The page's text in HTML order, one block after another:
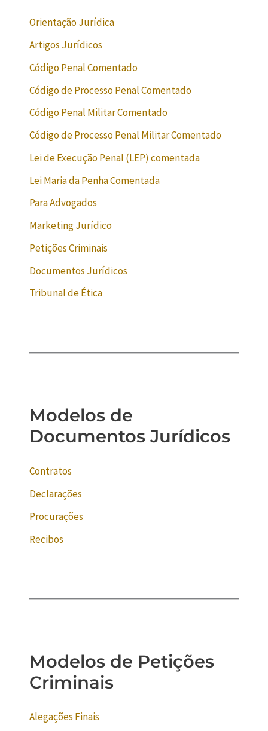
Orientação Jurídica
Artigos Jurídicos
Código Penal Comentado
Código de Processo Penal Comentado
Código Penal Militar Comentado
Código de Processo Penal Militar Comentado
Lei de Execução Penal (LEP) comentada
Lei Maria da Penha Comentada
Para Advogados
Marketing Jurídico
Petições Criminais
Documentos Jurídicos
Tribunal de Ética
Modelos de
Documentos Jurídicos
Contratos
Declarações
Procurações
Recibos
Modelos de Petições
Criminais
Alegações Finais